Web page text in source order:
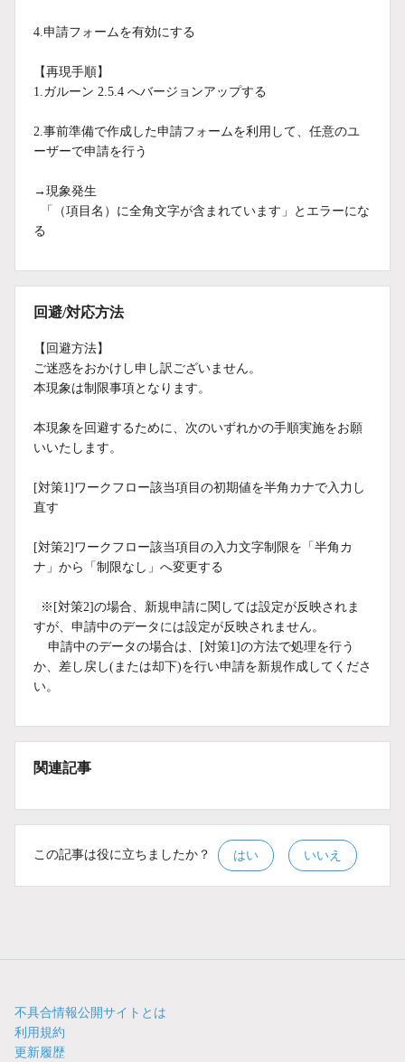
4.申請フォームを有効にする
【再現手順】
1.ガルーン 2.5.4 へバージョンアップする
2.事前準備で作成した申請フォームを利用して、任意のユ
ーザーで申請を行う
→現象発生
「（項目名）に全角文字が含まれています」とエラーにな
る
回避/対応方法
【回避方法】
ご迷惑をおかけし申し訳ございません。
本現象は制限事項となります。
本現象を回避するために、次のいずれかの手順実施をお願
いいたします。
[対策1]ワークフロー該当項目の初期値を半角カナで入力し
直す
[対策2]ワークフロー該当項目の入力文字制限を「半角カ
ナ」から「制限なし」へ変更する
※[対策2]の場合、新規申請に関しては設定が反映されま
すが、申請中のデータには設定が反映されません。
申請中のデータの場合は、[対策1]の方法で処理を行う
か、差し戻し(または却下)を行い申請を新規作成してくださ
い。
関連記事
この記事は役に立ちましたか？ はい いいえ
不具合情報公開サイトとは
利用規約
更新履歴